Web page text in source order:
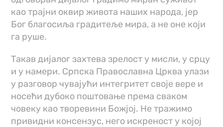
као трајни оквир живота наших народа, јер
Бог благосиља градитеље мира, а не оне који
га руше.
Такав дијалог захтева зрелост у мисли, у срцу
и у намери. Српска Православна Црква улази
у разговор чувајући интегритет своје вере и
носећи дубоко поштовање према сваком
човеку као творевини Божјој. Не тражимо
привидни консензус, него искреност у којој